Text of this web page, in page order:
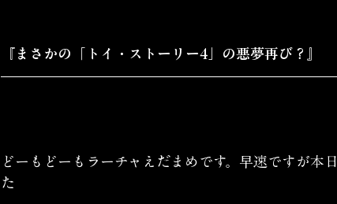
『まさかの「トイ・ストーリー4」の悪夢再び？』
どーもどーもラーチャえだまめです。早速ですが本
た